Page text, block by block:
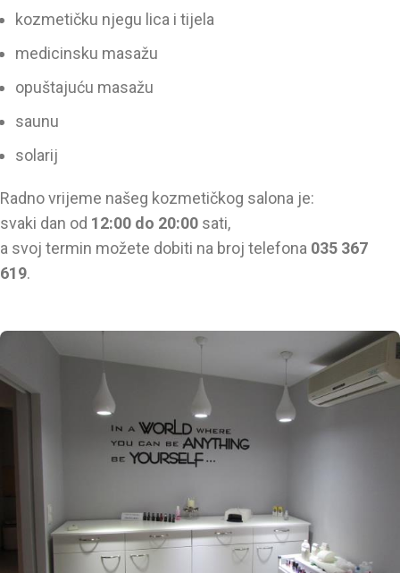
kozmetičku njegu lica i tijela
medicinsku masažu
opuštajuću masažu
saunu
solarij
Radno vrijeme našeg kozmetičkog salona je:
svaki dan od 12:00 do 20:00 sati,
a svoj termin možete dobiti na broj telefona 035 367
619.